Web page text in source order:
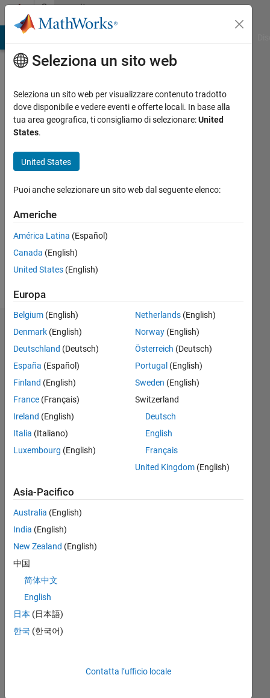
Vai al contenutoCommunity
Profile
Carlos
Perez
Attivo
Sponsorizzazioni
login
to
endorse
person
in a
No
Endorsements
Seleziona un sito web
Seleziona un sito web per visualizzare contenuto tradotto
dove disponibile e vedere eventi e offerte locali. In base alla
tua area geografica, ti consigliamo di selezionare:United
States.
United States
Puoi anche selezionare un sito web dal seguente elenco:
Americhe
América Latina (Español)
Canada (English)
United States (English)
Europa
Belgium (English)
Denmark (English)
Deutschland (Deutsch)
España (Español)
Finland (English)
France (Français)
Ireland (English)
Italia (Italiano)
Luxembourg (English)
Netherlands(English)
Norway(English)
Österreich (Deutsch)
Portugal (English)
Sweden (English)
Switzerland
Deutsch
English
Français
United Kingdom(English)
Asia-Pacifico
Australia (English)
India (English)
New Zealand (English)
中国
简体中文
English
日本 (日本語)
한국 (한국어)
Contatta l’ufficio locale